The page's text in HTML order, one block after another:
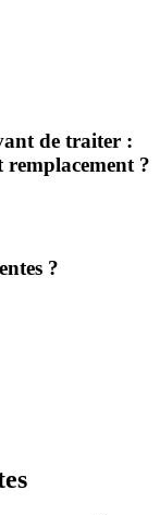
de traiter :
remplacement ?
?